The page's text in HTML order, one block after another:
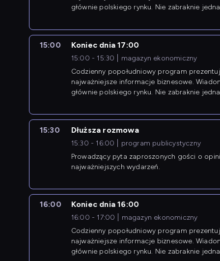
głównie polskiego rynku. Nie zabraknie
15:00 Koniec dnia 17:00
15:00 - 15:30
magazyn ekonomiczny
Codzienny popołudniowy program
najważniejsze informacje biznesowe.
głównie polskiego rynku. Nie zabraknie
15:30 Dłuższa rozmowa
15:30 - 16:00
program publicystyczny
Prowadzący pyta zaproszonych gości o
najważniejszych wydarzeń.
16:00 Koniec dnia 16:00
16:00 - 17:00
magazyn ekonomiczny
Codzienny popołudniowy program
najważniejsze informacje biznesowe.
głównie polskiego rynku. Nie zabraknie